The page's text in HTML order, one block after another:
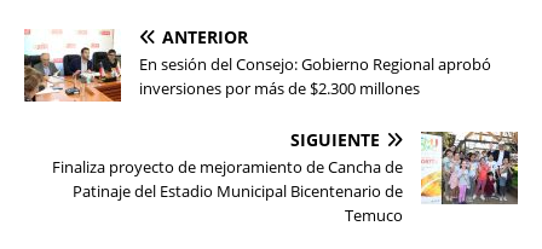
ANTERIOR
En sesión del Consejo: Gobierno Regional aprobó
inversiones por más de $2.300 millones
SIGUIENTE
Finaliza proyecto de mejoramiento de Cancha de
Patinaje del Estadio Municipal Bicentenario de
Temuco